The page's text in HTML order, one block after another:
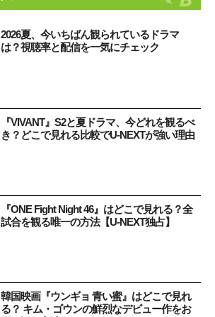
2026夏、今いちばん観られているドラマ
は？視聴率と配信を一気にチェック
『VIVANT』S2と夏ドラマ、今どれを観るべ
き？どこで見れる比較でU-NEXTが強い理由
『ONE Fight Night 46』はどこで見れる？全
試合を観る唯一の方法【U-NEXT独占】
韓国映画『ウンギョ 青い蜜』はどこで見れ
る？ キム・ゴウンの鮮烈なデビュー作をお